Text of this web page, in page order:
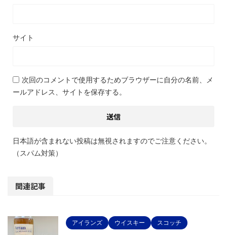
サイト
次回のコメントで使用するためブラウザーに自分の名前、メ
ールアドレス、サイトを保存する。
日本語が含まれない投稿は無視されますのでご注意ください。
（スパム対策）
関連記事
アイランズ ウイスキー スコッチ